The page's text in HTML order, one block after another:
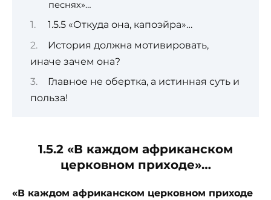
песнях»…
1.5.5 «Откуда она, капоэйра»…
История должна мотивировать,
иначе зачем она?
Главное не обертка, а истинная суть и
польза!
1.5.2 «В каждом африканском
церковном приходе»…
«В каждом африканском церковном приходе